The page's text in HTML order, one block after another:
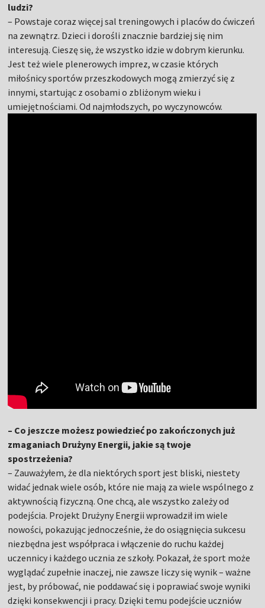
ludzi?
– Powstaje coraz więcej sal treningowych i placów do ćwiczeń
na zewnątrz. Dzieci i dorośli znacznie bardziej się nim
interesują. Cieszę się, że wszystko idzie w dobrym kierunku.
Jest też wiele plenerowych imprez, w czasie których
miłośnicy sportów przeszkodowych mogą zmierzyć się z
innymi, startując z osobami o zbliżonym wieku i
umiejętnościami. Od najmłodszych, po wyczynowców.
– Co jeszcze możesz powiedzieć po zakończonych już
zmaganiach Drużyny Energii, jakie są twoje
spostrzeżenia?
– Zauważyłem, że dla niektórych sport jest bliski, niestety
widać jednak wiele osób, które nie mają za wiele wspólnego z
aktywnością fizyczną. One chcą, ale wszystko zależy od
podejścia. Projekt Drużyny Energii wprowadził im wiele
nowości, pokazując jednocześnie, że do osiągnięcia sukcesu
niezbędna jest współpraca i włączenie do ruchu każdej
uczennicy i każdego ucznia ze szkoły. Pokazał, że sport może
wyglądać zupełnie inaczej, nie zawsze liczy się wynik – ważne
jest, by próbować, nie poddawać się i poprawiać swoje wyniki
dzięki konsekwencji i pracy. Dzięki temu podejście uczniów